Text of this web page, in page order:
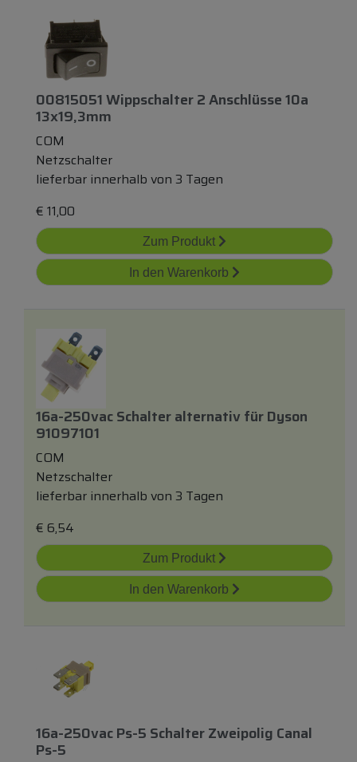
00815051 Wippschalter 2 Anschlüsse 10a
13x19,3mm
COM
Netzschalter
lieferbar innerhalb von 3 Tagen
€ 11,00
Zum Produkt
In den Warenkorb
16a-250vac Schalteralternativ fürDyson
91097101
COM
Netzschalter
lieferbar innerhalb von 3 Tagen
€ 6,54
Zum Produkt
In den Warenkorb
16a-250vac Ps-5 Schalter Zweipolig Canal
Ps-5